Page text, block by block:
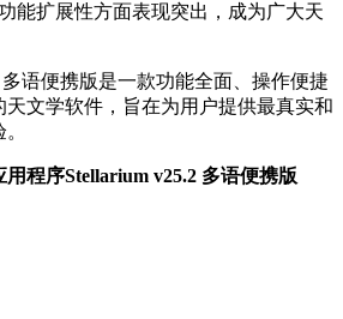
能扩展性方面表现突出，成为广大天
多语便携版是一款功能全面、操作便捷
天文学软件，旨在为用户提供最真实和
用程序Stellarium v25.2 多语便携版